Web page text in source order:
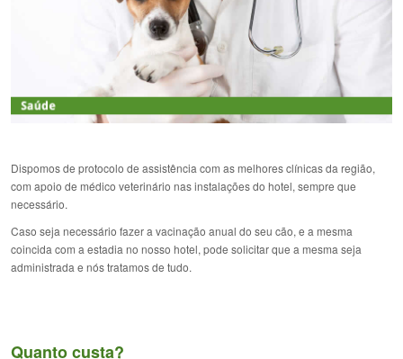
Dispomos de protocolo de assistência com as melhores clínicas da região,
com apoio de médico veterinário nas instalações do hotel, sempre que
necessário.
Caso seja necessário fazer a vacinação anual do seu cão, e a mesma
coincida com a estadia no nosso hotel, pode solicitar que a mesma seja
administrada e nós tratamos de tudo.
Quanto custa?